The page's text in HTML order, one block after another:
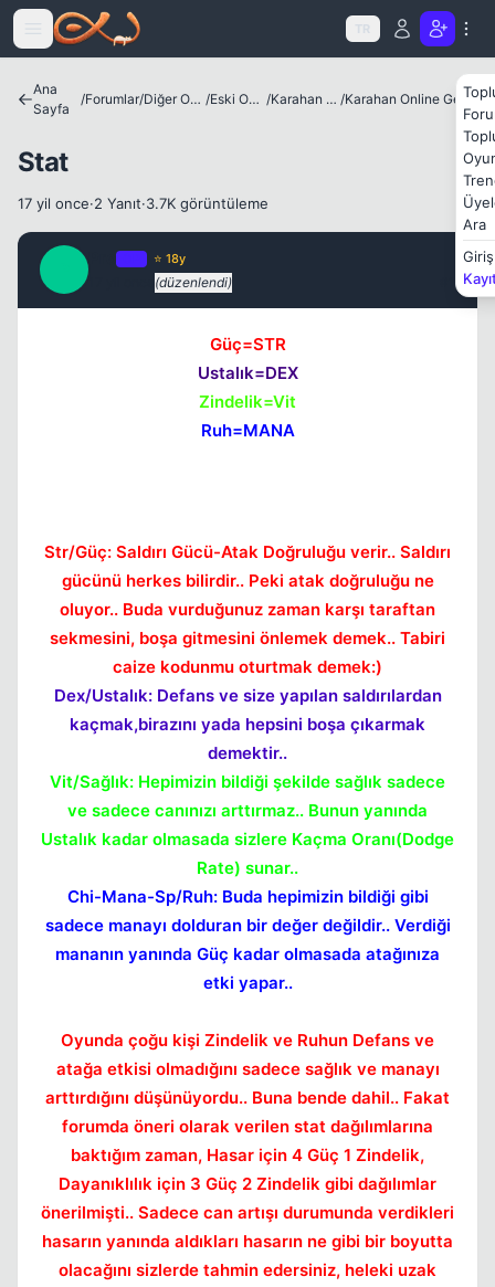
Icerige atla
TR
Ara
Giriş
Ana
Sayfa
/Forumlar/ Diğer Oyunlar / Eski Oyunlar / Karahan Online / Karahan Online Genel Bilgiler
Stat
17 yil once·2 Yanıt·3.7K görüntüleme
⭐ 18y
(düzenlendi)
Güç=STR
Ustalık=DEX
Zindelik=Vit
Ruh=MANA
Str/Güç: Saldırı Gücü-Atak Doğruluğu verir.. Saldırı
gücünü herkes bilirdir.. Peki atak doğruluğu ne
oluyor.. Buda vurduğunuz zaman karşı taraftan
sekmesini, boşa gitmesini önlemek demek.. Tabiri
caize kodunmu oturtmak demek:)
Dex/Ustalık: Defans ve size yapılan saldırılardan
kaçmak,birazını yada hepsini boşa çıkarmak
demektir..
Vit/Sağlık: Hepimizin bildiği şekilde sağlık sadece
ve sadece canınızı arttırmaz.. Bunun yanında
Ustalık kadar olmasada sizlere Kaçma Oranı(Dodge
Rate) sunar..
Chi-Mana-Sp/Ruh: Buda hepimizin bildiği gibi
sadece manayı dolduran bir değer değildir.. Verdiği
mananın yanında Güç kadar olmasada atağınıza
etki yapar..
Oyunda çoğu kişi Zindelik ve Ruhun Defans ve
atağa etkisi olmadığını sadece sağlık ve manayı
arttırdığını düşünüyordu.. Buna bende dahil.. Fakat
forumda öneri olarak verilen stat dağılımlarına
baktığım zaman, Hasar için 4 Güç 1 Zindelik,
Dayanıklılık için 3 Güç 2 Zindelik gibi dağılımlar
önerilmişti.. Sadece can artışı durumunda verdikleri
hasarın yanında aldıkları hasarın ne gibi bir boyutta
olacağını sizlerde tahmin edersiniz, heleki uzak